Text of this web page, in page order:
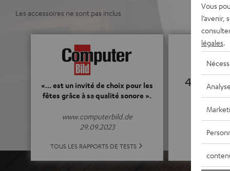
Les accessoires ne sont pas inclus
«... est un invité de choix pour les
fêtes grâce à sa qualité sonore ».
www.computerbild.de
29.09.2023
TOUS LES RAPPORTS DE TESTS
4.82
(4.82 de 5
TOUTES
Vous
l’avenir,
légales
Analyse